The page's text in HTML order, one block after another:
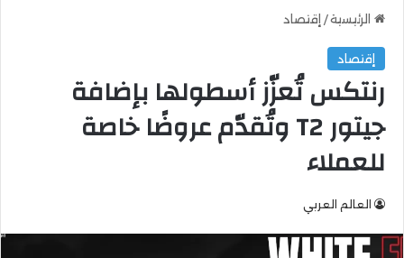
الرئيسية/ إقتصاد
إقتصاد
رنتكس تُعزّز أسطولها بإضافة
جيتور T2 وتُقدّم عروضًا خاصة
للعملاء
العالم العربي